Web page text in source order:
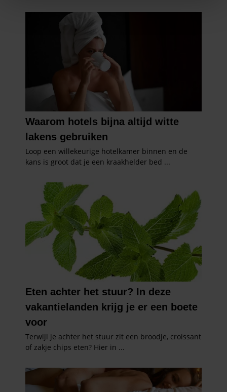
personaliseren, om functies voor social media te bieden
en om ons websiteverkeer te analyseren. Ook delen we
informatie over uw gebruik van onze site met onze
partners voor social media, adverteren en analyse. Deze
partners kunnen deze gegevens combineren met andere
informatie die u aan ze heeft verstrekt of die ze hebben
verzameld op basis van uw gebruik van hun services. U
gaat akkoord met onze cookies als u onze website blijft